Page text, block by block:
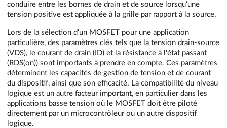
conduire entre les bornes de drain et de source lorsqu'une
tension positive est appliquée à la grille par rapport à la source.
Lors de la sélection d'un MOSFET pour une application
particulière, des paramètres clés tels que la tension drain-source
(VDS), le courant de drain (ID) et la résistance à l'état passant
(RDS(on)) sont importants à prendre en compte. Ces paramètres
déterminent les capacités de gestion de tension et de courant
du dispositif, ainsi que son efficacité. La compatibilité du niveau
logique est un autre facteur important, en particulier dans les
applications basse tension où le MOSFET doit être piloté
directement par un microcontrôleur ou un autre dispositif
logique.